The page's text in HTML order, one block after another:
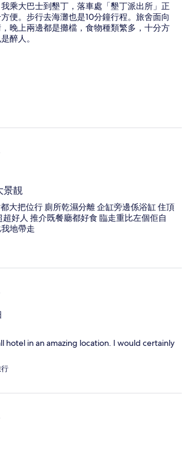
乘大巴士到墾丁，落車處「墾丁派出所」正
便。步行去海灘也是10分鐘行程。旅舍面向
晚上兩邊都是攤檔，食物種類繁多，十分方
醉人。
景靚
大把位行 廁所乾濕分離 企缸旁邊係浴缸 住頂
好人 推介既餐廳都好食 臨走重比左個佢自
地帶走
hotel in an amazing location. I would certainly